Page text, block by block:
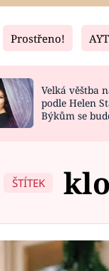
Prostřeno!
Velká věštba
podle Helen
Býkům se
ŠTÍTEK